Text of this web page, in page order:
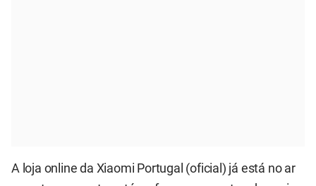
A loja online da Xiaomi Portugal (oficial) já está no ar